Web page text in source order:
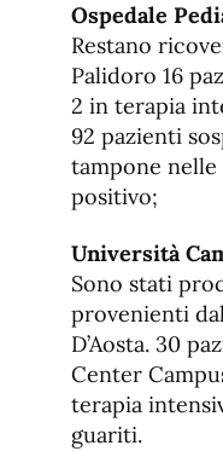
Ospedale
Restano
Palidoro 16
2 in terapia
92 pazienti
tampone
positivo;
Università
Sono stati
provenienti
D’Aosta. 30
Center
terapia
guariti.